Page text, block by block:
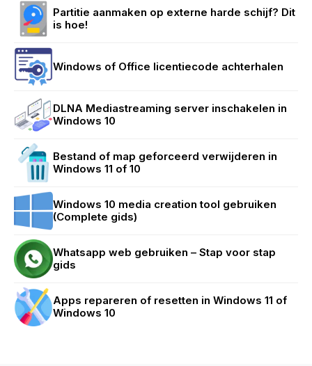
Partitie aanmaken op externe harde schijf? Dit
is hoe!
Windows of Office licentiecode achterhalen
DLNA Mediastreaming server inschakelen in
Windows 10
Bestand of map geforceerd verwijderen in
Windows 11 of 10
Windows 10 media creation tool gebruiken
(Complete gids)
Whatsapp web gebruiken – Stap voor stap
gids
Apps repareren of resetten in Windows 11 of
Windows 10